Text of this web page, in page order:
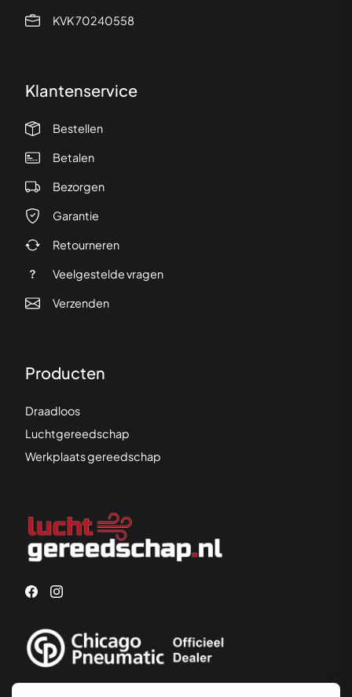
KVK 70240558
Klantenservice
Bestellen
Betalen
Bezorgen
Garantie
Retourneren
Veelgestelde vragen
Verzenden
Producten
Draadloos
Luchtgereedschap
Werkplaats gereedschap